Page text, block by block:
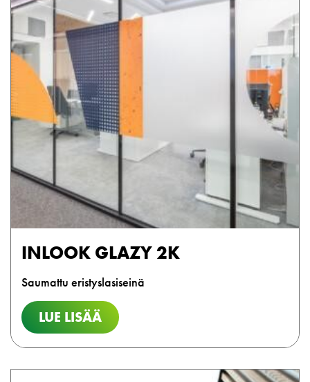
INLOOK GLAZY 2K
Saumattu eristyslasiseinä
LUE LISÄÄ